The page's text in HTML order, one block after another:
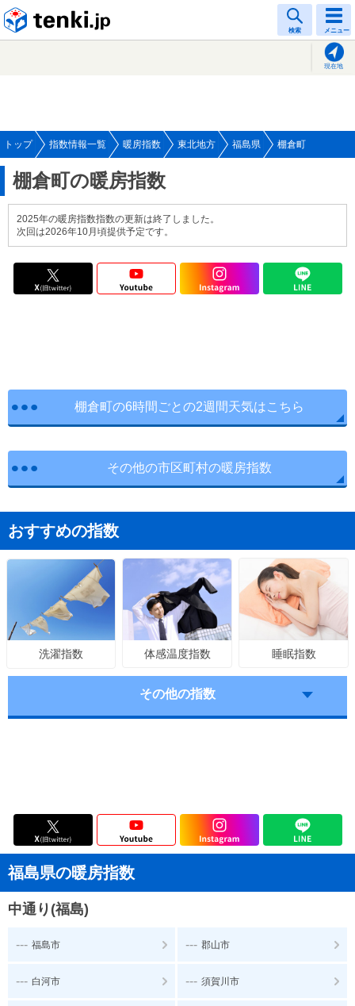
検索 メニュー
現在地
トップ 指数情報一覧 暖房指数 東北地方 福島県 棚倉町
棚倉町の暖房指数
2025年の暖房指数指数の更新は終了しました。
次回は2026年10月頃提供予定です。
棚倉町の6時間ごとの2週間天気はこちら
その他の市区町村の暖房指数
おすすめの指数
洗濯指数 体感温度指数 睡眠指数
その他の指数
福島県の暖房指数
中通り(福島)
--- 福島市 --- 郡山市
--- 白河市 --- 須賀川市